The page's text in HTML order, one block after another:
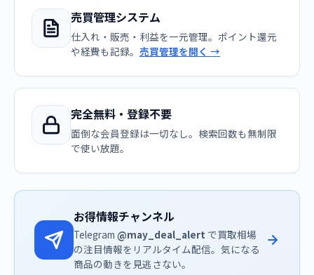
売買管理システム
仕入れ・販売・利益を一元管理。ポイント還元
や経費も記録。 売買管理を開く →
完全無料・登録不要
面倒な会員登録は一切なし。検索回数も無制限
で使い放題。
お得情報チャンネル
Telegram @may_deal_alert で買取相場
の注目情報をリアルタイム配信。気になる
商品の動きを見逃さない。